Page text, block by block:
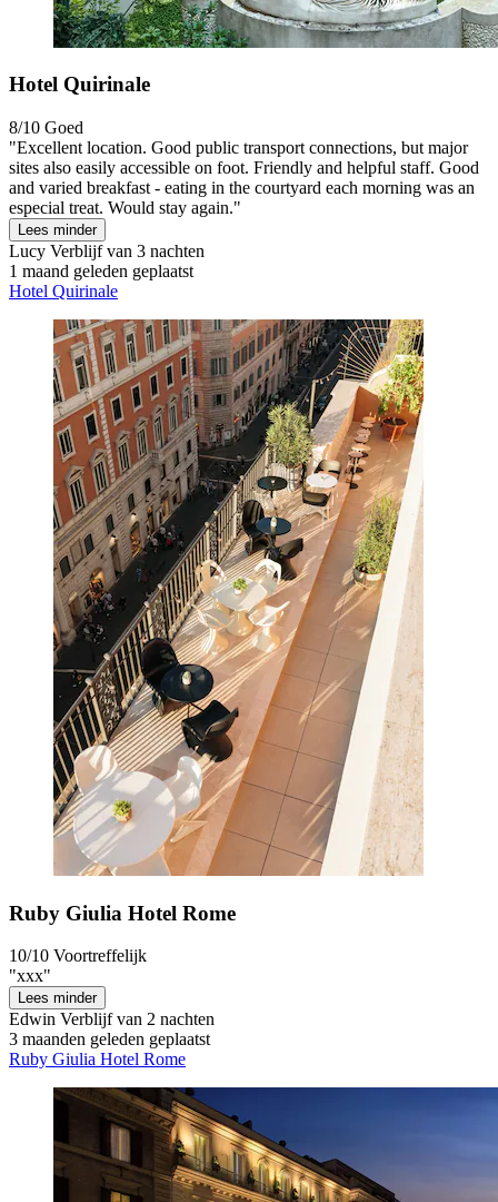
Hotel Quirinale
8/10 Goed
"Excellent location. Good public transport connections, but major
sites also easily accessible on foot. Friendly and helpful staff. Good
and varied breakfast - eating in the courtyard each morning was an
especial treat. Would stay again."
Lees minder
Lucy Verblijf van 3 nachten
1 maand geleden geplaatst
Hotel Quirinale
Ruby Giulia Hotel Rome
10/10 Voortreffelijk
"xxx"
Lees minder
Edwin Verblijf van 2 nachten
3 maanden geleden geplaatst
Ruby Giulia Hotel Rome